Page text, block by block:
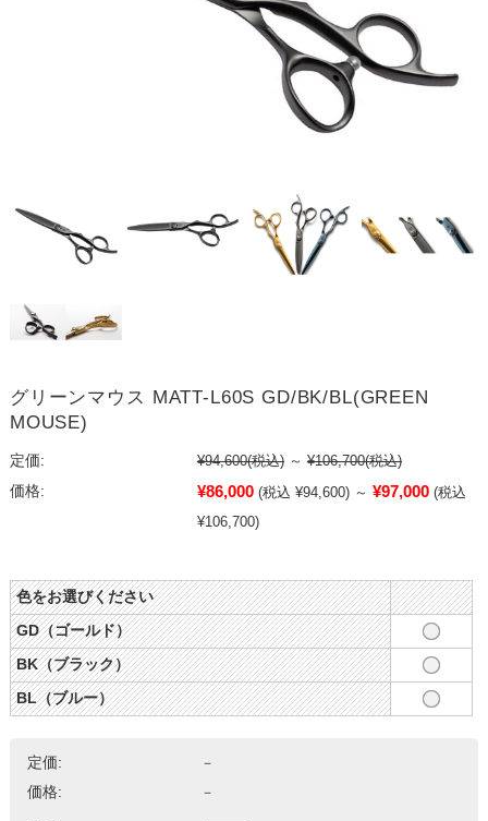
グリーンマウス MATT-L60S GD/BK/BL(GREEN
MOUSE)
定価: ¥94,600(税込) ～ ¥106,700(税込)
価格:
¥86,000 (税込 ¥94,600) ～ ¥97,000 (税込
¥106,700)
色をお選びください
GD（ゴールド）
BK（ブラック）
BL（ブルー）
定価:
－
価格:
－